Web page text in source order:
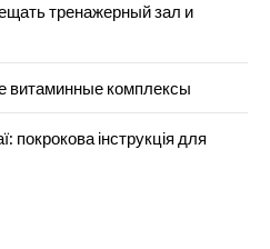
тренажерный зал и
витаминные комплексы
покрокова інструкція для